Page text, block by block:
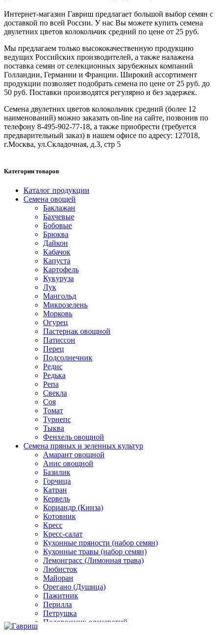
Интернет-магазин Гавриш предлагает большой выбор семян с
доставкой по всей России. У нас Вы можете купить семена
двулетних цветов колокольчик средний по цене от 25 руб.
Мы предлагаем только высококачественную продукцию
ведущих Российских производителей, а также налажена
поставка семян от селекционных зарубежных компаний
Голландии, Германии и Франции. Широкий ассортимент
продукции позволяет подобрать семена по цене от 25 руб. до
50 руб. Поставки производятся регулярно и без задержек.
Семена двулетних цветов колокольчик средний (более 12
наименований) можно заказать on-line на сайте, позвонив по
телефону 8-495-902-77-18, а также приобрести (требуется
предварительный заказ) в нашем офисе по адресу: 127018,
г.Москва, ул.Складочная, д.3, стр 5
Категории товаров
Каталог продукции
Семена овощей
Баклажан
Бахчевые
Бобовые
Брюква
Дайкон
Кабачок
Капуста
Картофель
Кукуруза
Лук
Мангольд
Микрозелень
Морковь
Огурец
Пастернак овощной
Патиссон
Перец
Подсолнечник
Редис
Редька
Репа
Свекла
Соя
Томат
Турнепс
Тыква
Фенхель овощной
Семена пряных и зеленных культур
Амарант овощной
Анис овощной
Базилик
Горчица
Катран
Кервель
Кориандр (Кинза)
Котовник
Кресс
Кресс-салат
Кухонные пряности (набор семян)
Кухонные травы (набор семян)
Лемонграсс (Лимонная трава)
Любисток
Майоран
Орегано (Душица)
Пажитник
Перилла
Петрушка
Подорожник оленерогий